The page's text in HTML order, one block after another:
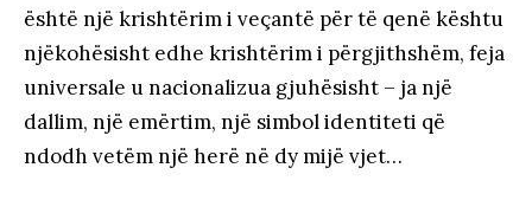
është një krishtërim i veçantë për të qenë kështu
njëkohësisht edhe krishtërim i përgjithshëm, feja
universale u nacionalizua gjuhësisht – ja një
dallim, një emërtim, një simbol identiteti që
ndodh vetëm një herë në dy mijë vjet…